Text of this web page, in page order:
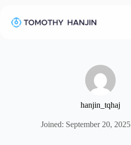
content
hanjin_tqhaj
Joined: September 20, 2025